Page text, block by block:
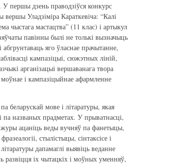
У першы дзень праводзіўся конкурс
Уладзіміра Караткевіча: “Калі
чыстага мастацтва” (11 клас) і артыкул
павінны былі не толькі вызначыць
яго ўласнае прачытанне,
кампазіцыі, сюжэтных ліній,
арганізацыі вершаванага твора
і кампазіцыйнае афармленне
беларускай мове і літаратуры, якая
па названых прадметах. У прыватнасці,
ацаніць веды вучняў па фанетыцы,
стылістыцы, сінтаксісе і
дапамаглі выявіць веданне
развіцця іх чытацкіх і моўных уменняў,